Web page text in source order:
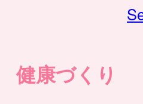
健康づくり